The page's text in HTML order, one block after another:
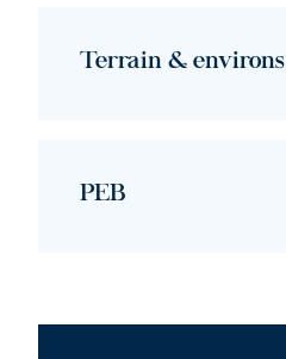
Terrain & environs
PEB